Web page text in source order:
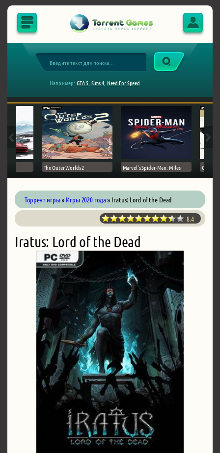
Например: GTA 5, Sims 4, Need For Speed
The Outer Worlds 2 Marvel's Spider-Man: Miles Ghost
Торрент игры» Игры 2020 года» Iratus: Lord of the Dead
8.4
Iratus: Lord of the Dead